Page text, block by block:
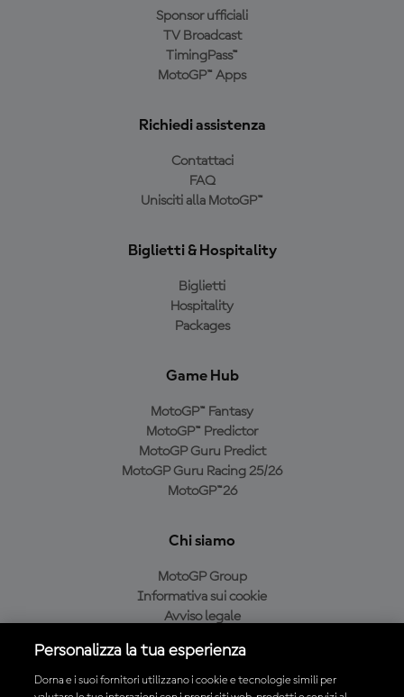
Sponsor ufficiali
TV Broadcast
TimingPass™
MotoGP™ Apps
Richiedi assistenza
Contattaci
FAQ
Unisciti alla MotoGP™
Biglietti & Hospitality
Biglietti
Hospitality
Packages
Game Hub
MotoGP™ Fantasy
MotoGP™ Predictor
MotoGP Guru Predict
MotoGP Guru Racing 25/26
MotoGP™26
Chi siamo
MotoGP Group
Informativa sui cookie
Avviso legale
Condizioni di acquisto
Personalizza la tua esperienza
Dorna e i suoi fornitori utilizzano i cookie e tecnologie simili per